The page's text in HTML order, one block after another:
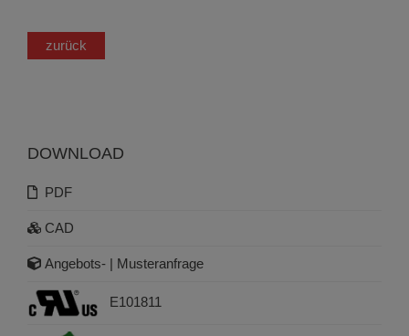
zurück
DOWNLOAD
PDF
CAD
Angebots- | Musteranfrage
E101811